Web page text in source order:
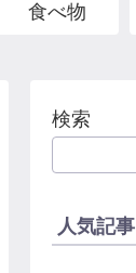
食べ物
検索
人気記事